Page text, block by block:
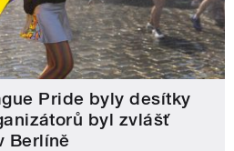
Pride byly desítky
byl zvlášť
Berlíně